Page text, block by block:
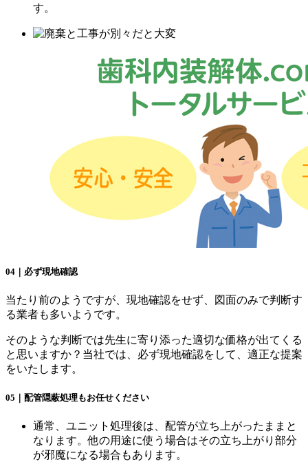
す。
04｜必ず現地確認
当たり前のようですが、現地確認をせず、図面のみで判断す
る業者も多いようです。
そのような判断では先生に寄り添った適切な価格が出てくる
と思いますか？当社では、必ず現地確認をして、適正な提案
をいたします。
05｜配管隠蔽処理もお任せください
通常、ユニット処理後は、配管が立ち上がったままと
なります。他の用途に使う場合はその立ち上がり部分
が邪魔になる場合もあります。